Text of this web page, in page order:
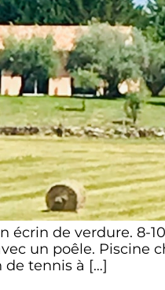
de verdure. 8-
un poêle. Piscine
de tennis à […]